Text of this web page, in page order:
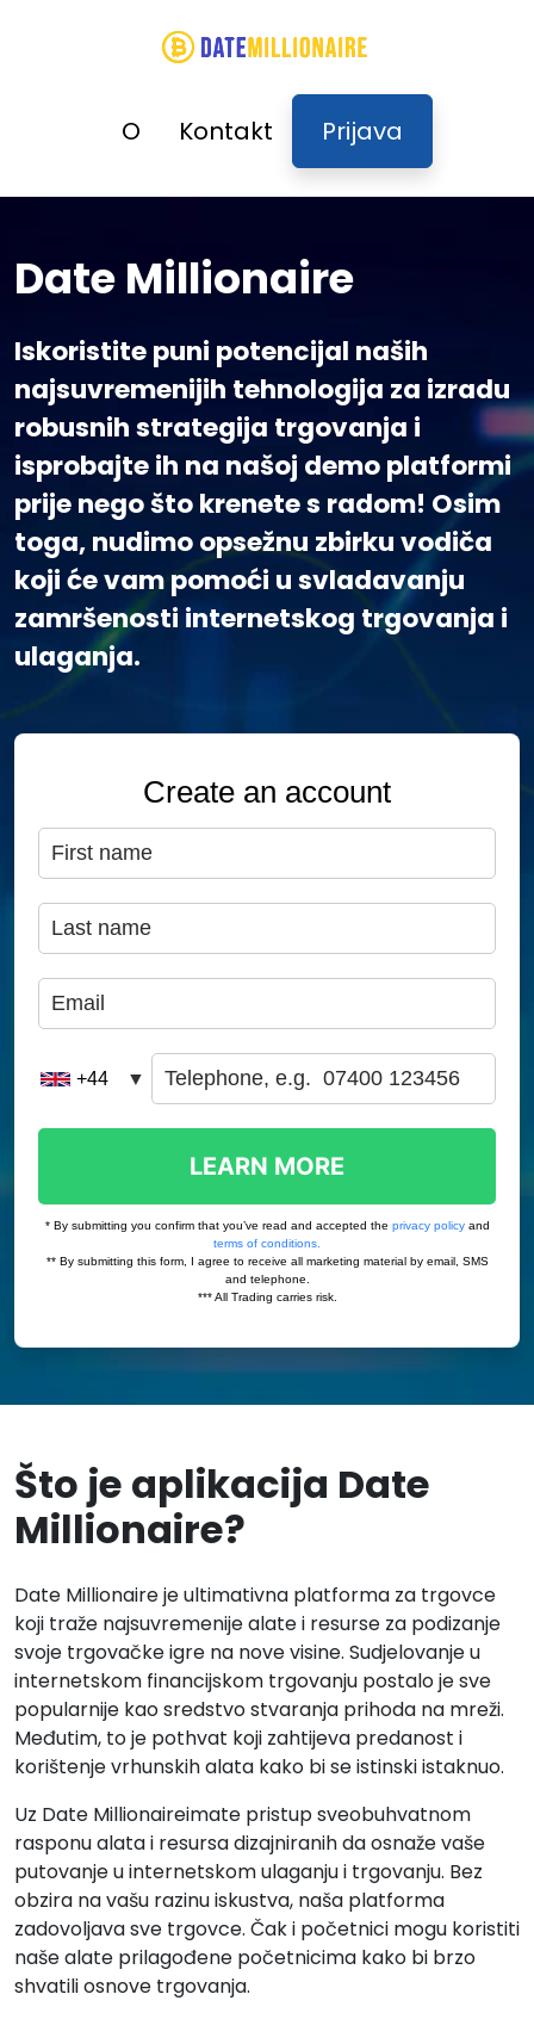
O Kontakt Prijava
Date Millionaire
Iskoristite puni potencijal naših
najsuvremenijih tehnologija za izradu
robusnih strategija trgovanja i
isprobajte ih na našoj demo platformi
prije nego što krenete s radom! Osim
toga, nudimo opsežnu zbirku vodiča
koji će vam pomoći u svladavanju
zamršenosti internetskog trgovanja i
ulaganja.
Što je aplikacija Date
Millionaire?
Date Millionaire je ultimativna platforma za trgovce
koji traže najsuvremenije alate i resurse za podizanje
svoje trgovačke igre na nove visine. Sudjelovanje u
internetskom financijskom trgovanju postalo je sve
popularnije kao sredstvo stvaranja prihoda na mreži.
Međutim, to je pothvat koji zahtijeva predanost i
korištenje vrhunskih alata kako bi se istinski istaknuo.
Uz Date Millionaireimate pristup sveobuhvatnom
rasponu alata i resursa dizajniranih da osnaže vaše
putovanje u internetskom ulaganju i trgovanju. Bez
obzira na vašu razinu iskustva, naša platforma
zadovoljava sve trgovce. Čak i početnici mogu koristiti
naše alate prilagođene početnicima kako bi brzo
shvatili osnove trgovanja.